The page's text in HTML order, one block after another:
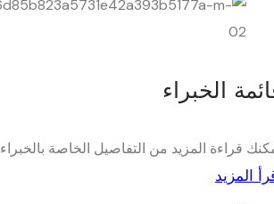
الخبراء
قراءة المزيد من التفاصيل الخاصة بالخبراء
المزيد